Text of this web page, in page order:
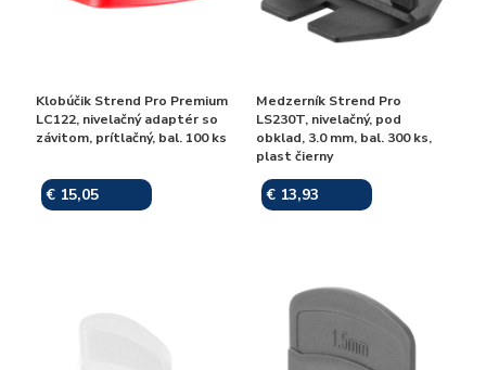
Klobúčik Strend Pro Premium
LC122, nivelačný adaptér so
závitom, prítlačný, bal. 100 ks
€ 15,05
Medzerník Strend Pro
LS230T, nivelačný, pod
obklad, 3.0 mm, bal. 300 ks,
plast čierny
€ 13,93